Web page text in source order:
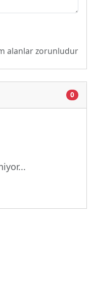
alanlar zorunludur
0